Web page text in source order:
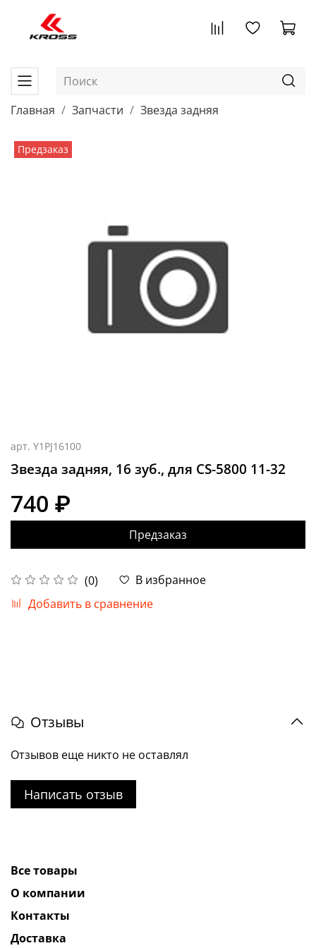
Главная Запчасти Звезда задняя
Предзаказ
арт. Y1PJ16100
Звезда задняя, 16 зуб., для CS-5800 11-32
(0)
В избранное
Добавить в сравнение
740 ₽
Предзаказ
Отзывы
Отзывов еще никто не оставлял
Написать отзыв
Все товары
О компании
Контакты
Доставка